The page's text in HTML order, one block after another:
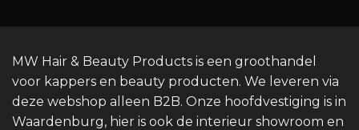
MW Hair & Beauty Products is een groothandel
voor kappers en beauty producten. We leveren via
deze webshop alleen B2B. Onze hoofdvestiging is in
Waardenburg, hier is ook de interieur showroom en